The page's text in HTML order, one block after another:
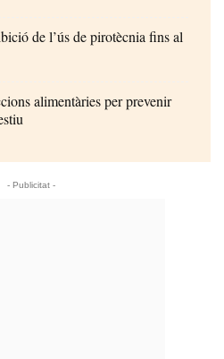
de l’ús de pirotècnia fins al
alimentàries per prevenir
- Publicitat -